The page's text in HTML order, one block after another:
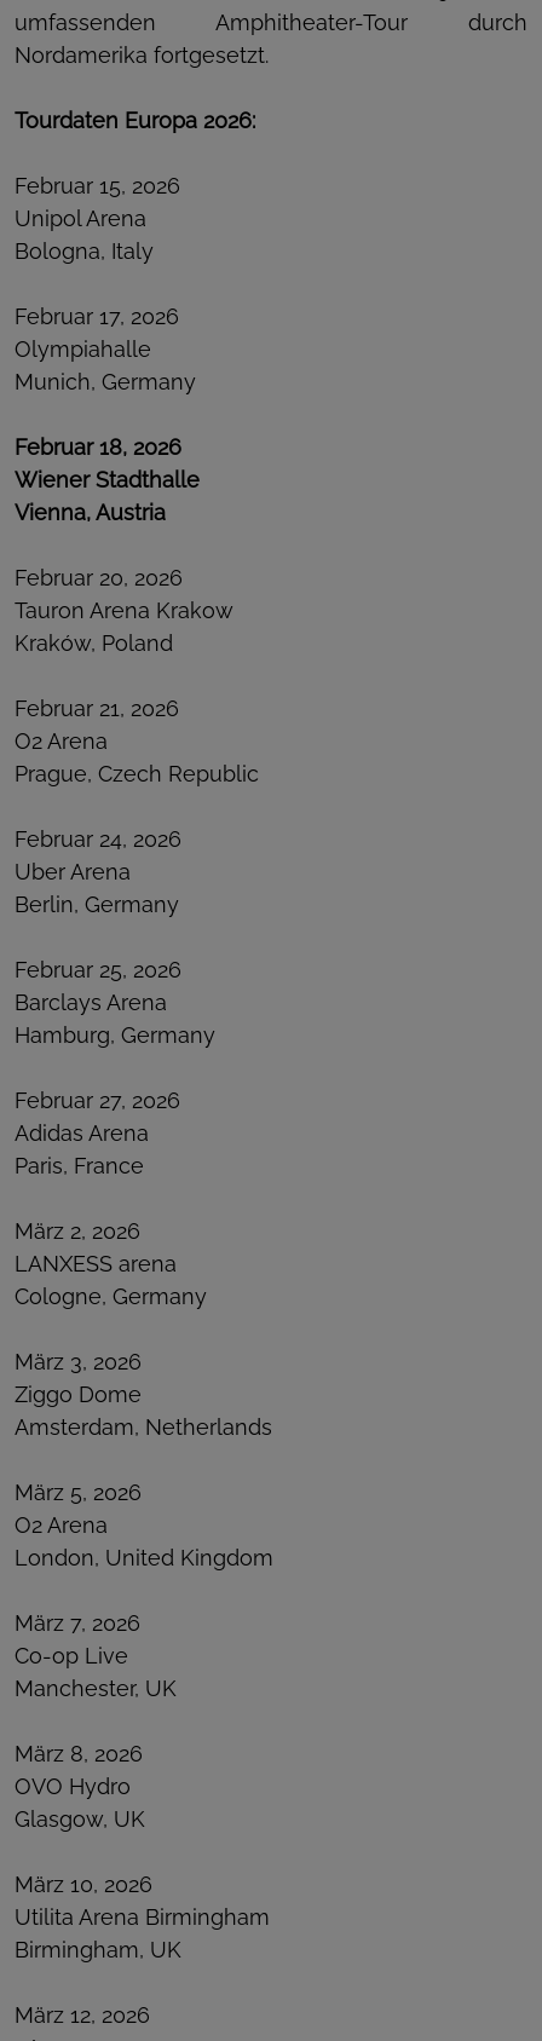
umfassenden Amphitheater-Tour durch
Nordamerika fortgesetzt.
Tourdaten Europa 2026:
Februar 15, 2026
Unipol Arena
Bologna, Italy
Februar 17, 2026
Olympiahalle
Munich, Germany
Februar 18, 2026
Wiener Stadthalle
Vienna, Austria
Februar 20, 2026
Tauron Arena Krakow
Kraków, Poland
Februar 21, 2026
O2 Arena
Prague, Czech Republic
Februar 24, 2026
Uber Arena
Berlin, Germany
Februar 25, 2026
Barclays Arena
Hamburg, Germany
Februar 27, 2026
Adidas Arena
Paris, France
März 2, 2026
LANXESS arena
Cologne, Germany
März 3, 2026
Ziggo Dome
Amsterdam, Netherlands
März 5, 2026
O2 Arena
London, United Kingdom
März 7, 2026
Co-op Live
Manchester, UK
März 8, 2026
OVO Hydro
Glasgow, UK
März 10, 2026
Utilita Arena Birmingham
Birmingham, UK
März 12, 2026